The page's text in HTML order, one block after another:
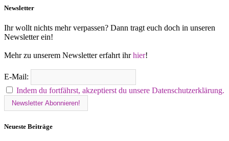
Newsletter
Ihr wollt nichts mehr verpassen? Dann tragt euch doch in unseren
Newsletter ein!
Mehr zu unserem Newsletter erfahrt ihrhier!
E-Mail:
Indem du fortfährst, akzeptierst du unsere Datenschutzerklärung.
Neueste Beiträge